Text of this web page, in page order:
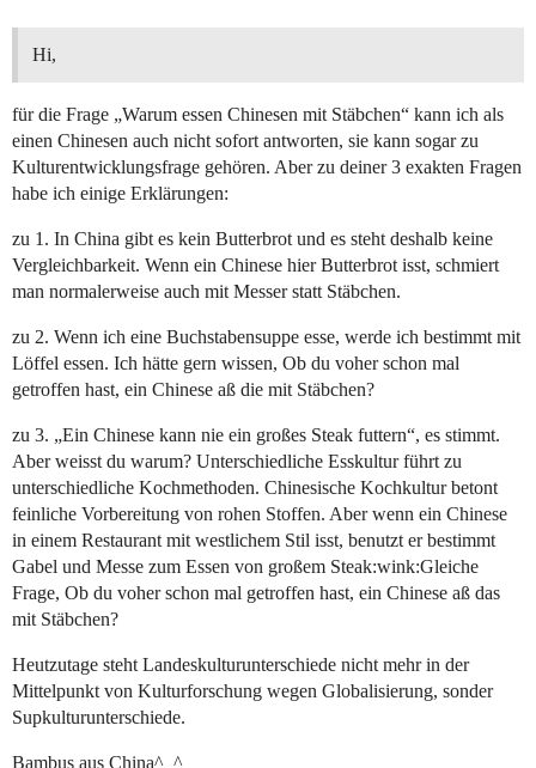
Hi,
für die Frage „Warum essen Chinesen mit Stäbchen“ kann ich als
einen Chinesen auch nicht sofort antworten, sie kann sogar zu
Kulturentwicklungsfrage gehören. Aber zu deiner 3 exakten Fragen
habe ich einige Erklärungen:
zu 1. In China gibt es kein Butterbrot und es steht deshalb keine
Vergleichbarkeit. Wenn ein Chinese hier Butterbrot isst, schmiert
man normalerweise auch mit Messer statt Stäbchen.
zu 2. Wenn ich eine Buchstabensuppe esse, werde ich bestimmt mit
Löffel essen. Ich hätte gern wissen, Ob du voher schon mal
getroffen hast, ein Chinese aß die mit Stäbchen?
zu 3. „Ein Chinese kann nie ein großes Steak futtern“, es stimmt.
Aber weisst du warum? Unterschiedliche Esskultur führt zu
unterschiedliche Kochmethoden. Chinesische Kochkultur betont
feinliche Vorbereitung von rohen Stoffen. Aber wenn ein Chinese
in einem Restaurant mit westlichem Stil isst, benutzt er bestimmt
Gabel und Messe zum Essen von großem Steak:wink:Gleiche
Frage, Ob du voher schon mal getroffen hast, ein Chinese aß das
mit Stäbchen?
Heutzutage steht Landeskulturunterschiede nicht mehr in der
Mittelpunkt von Kulturforschung wegen Globalisierung, sonder
Supkulturunterschiede.
Bambus aus China^_^